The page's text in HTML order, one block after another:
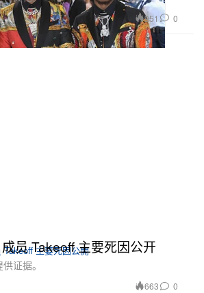
951 0
员 Takeoff 主要死因公开
证据。
663 0